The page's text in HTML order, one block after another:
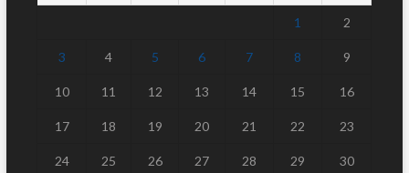
1 2
3 4 5 6 7 8 9
10 11 12 13 14 15 16
17 18 19 20 21 22 23
24 25 26 27 28 29 30